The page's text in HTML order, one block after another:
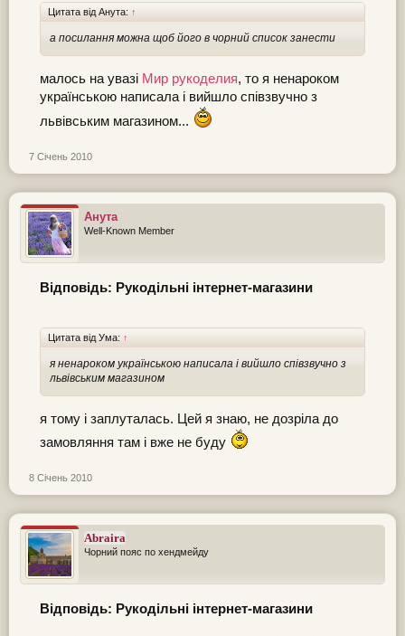
Цитата від Анута: ↑
а посилання можна щоб його в чорний список занести
малось на увазі Мир рукоделия, то я ненароком
українською написала і вийшло співзвучно з
львівським магазином...
7 Січень 2010
Анута
Well-Known Member
Відповідь: Рукодільні інтернет-магазини
Цитата від Ума: ↑
я ненароком українською написала і вийшло співзвучно з
львівським магазином
я тому і заплуталась. Цей я знаю, не дозріла до
замовляння там і вже не буду
8 Січень 2010
Abraira
Чорний пояс по хендмейду
Відповідь: Рукодільні інтернет-магазини